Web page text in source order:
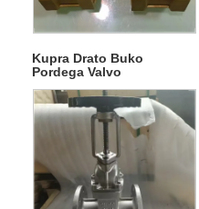
Kupra Drato Buko
Pordega Valvo